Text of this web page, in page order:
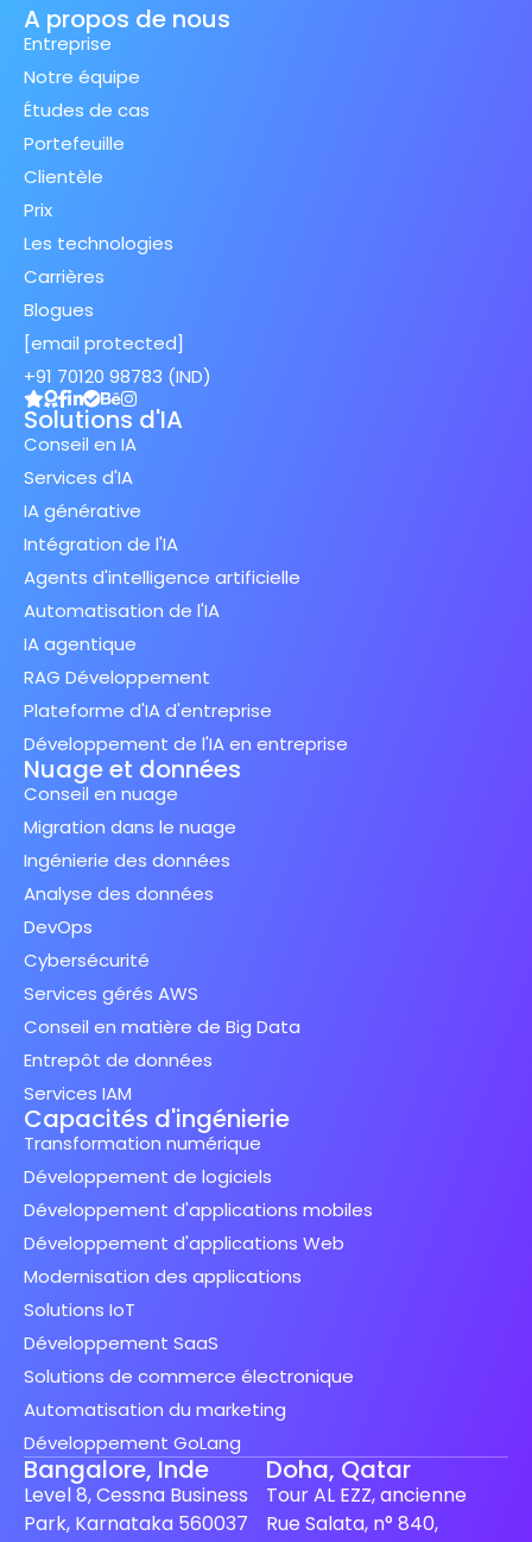
A propos de nous
Entreprise
Notre équipe
Études de cas
Portefeuille
Clientèle
Prix
Les technologies
Carrières
Blogues
[email protected]
+91 70120 98783 (IND)
Solutions d'IA
Conseil en IA
Services d'IA
IA générative
Intégration de l'IA
Agents d'intelligence artificielle
Automatisation de l'IA
IA agentique
RAG Développement
Plateforme d'IA d'entreprise
Développement de l'IA en entreprise
Nuage et données
Conseil en nuage
Migration dans le nuage
Ingénierie des données
Analyse des données
DevOps
Cybersécurité
Services gérés AWS
Conseil en matière de Big Data
Entrepôt de données
Services IAM
Capacités d'ingénierie
Transformation numérique
Développement de logiciels
Développement d'applications mobiles
Développement d'applications Web
Modernisation des applications
Solutions IoT
Développement SaaS
Solutions de commerce électronique
Automatisation du marketing
Développement GoLang
Bangalore, Inde
Level 8, Cessna Business
Park, Karnataka 560037
Doha, Qatar
Tour AL EZZ, ancienne
Rue Salata, n° 840,